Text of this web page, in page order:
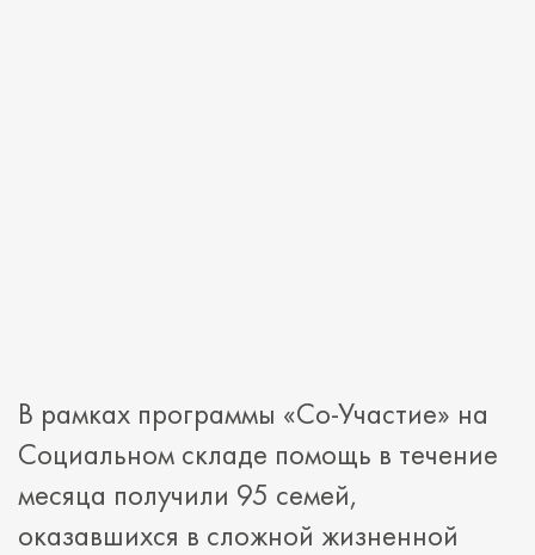
В рамках программы «Со-Участие» на
Социальном складе помощь в течение
месяца получили 95 семей,
оказавшихся в сложной жизненной